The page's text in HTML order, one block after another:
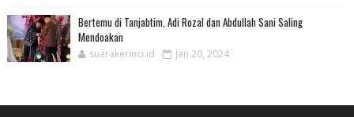
Bertemu di Tanjabtim, Adi Rozal dan Abdullah Sani Saling
Mendoakan
suarakerinci.id Jan 20, 2024